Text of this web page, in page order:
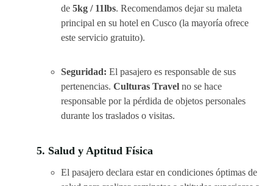
de 5kg / 11lbs. Recomendamos dejar su maleta
principal en su hotel en Cusco (la mayoría ofrece
este servicio gratuito).
Seguridad: El pasajero es responsable de sus
pertenencias. Culturas Travel no se hace
responsable por la pérdida de objetos personales
durante los traslados o visitas.
5. Salud y Aptitud Física
El pasajero declara estar en condiciones óptimas de